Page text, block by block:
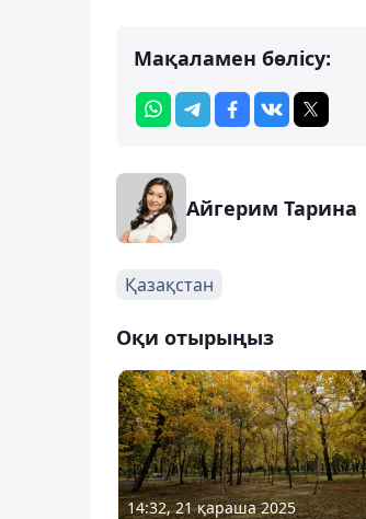
Мақаламен бөлісу:
Айгерим Тарина
Қазақстан
Оқи отырыңыз
14:32, 21 қараша 2025